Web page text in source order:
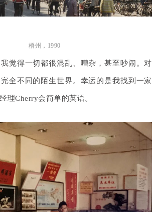
梧州， 1990
觉得一切都很混乱、嘈杂，甚至吵闹。对
全不同的陌生世界。幸运的是我找到一家
理Cherry会简单的英语。